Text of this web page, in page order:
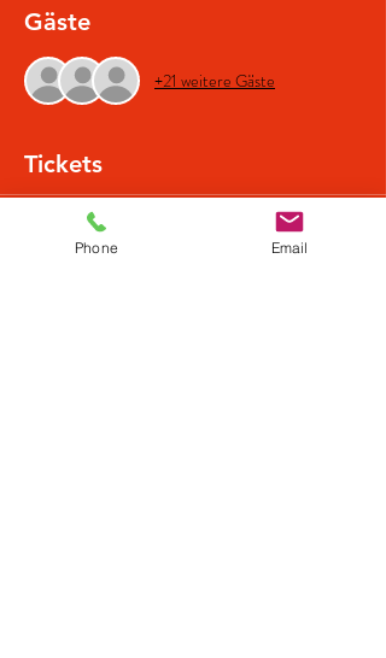
Gäste
+21 weitere Gäste
Tickets
Verkauf beendet
Phone Email